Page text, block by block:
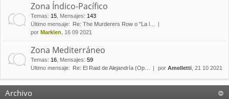
Zona Índico-Pacífico
Temas: 15 Mensajes: 143
Último mensaje:
Re: The Murderers Row o "La l…
por Marklen , 16 09 2021
Zona Mediterráneo
Temas: 16 Mensajes: 59
Último mensaje:
Re: El Raid de Alejandría (Op… por Amelletti , 21 10 2021
Archivo